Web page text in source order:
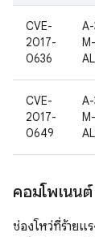
CVE-
2017-
0636
M-
CVE-
2017-
0649
M-
คอมโพเนน
ช่องโหว่ที่ร้ายแ